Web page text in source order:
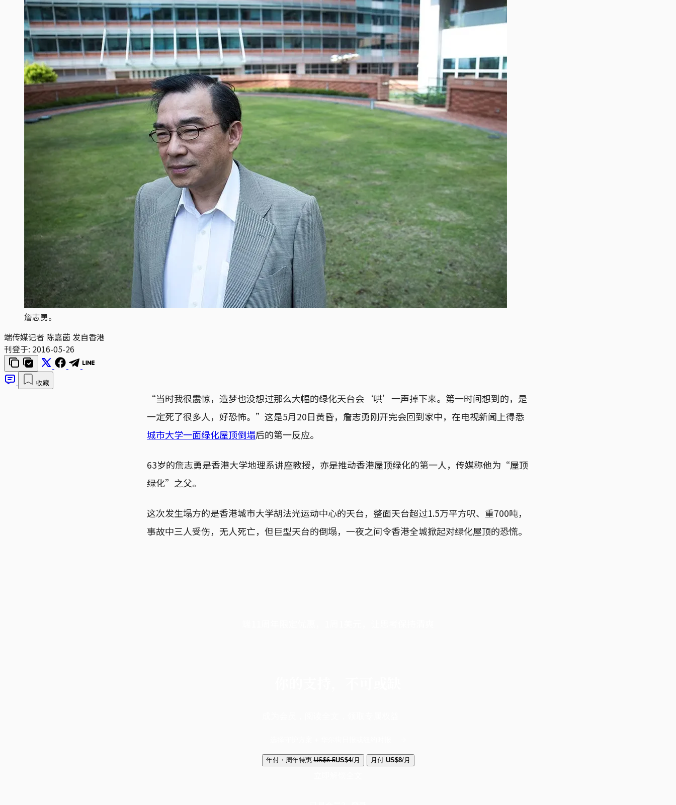
詹志勇。
端传媒记者 陈嘉茵 发自香港
刊登于: 2016-05-26
收藏
“当时我很震惊，造梦也没想过那么大幅的绿化天台会‘哄’一声掉下来。第一时间想到的，是
一定死了很多人，好恐怖。”这是5月20日黄昏，詹志勇刚开完会回到家中，在电视新闻上得悉
城市大学一面绿化屋顶倒塌后的第一反应。
63岁的詹志勇是香港大学地理系讲座教授，亦是推动香港屋顶绿化的第一人，传媒称他为“屋顶
绿化”之父。
这次发生塌方的是香港城市大学胡法光运动中心的天台，整面天台超过1.5万平方呎、重700吨，
事故中三人受伤，无人死亡，但巨型天台的倒塌，一夜之间令香港全城掀起对绿化屋顶的恐慌。
年付・周年特惠 US$6.5US$4/月 月付 US$8/月